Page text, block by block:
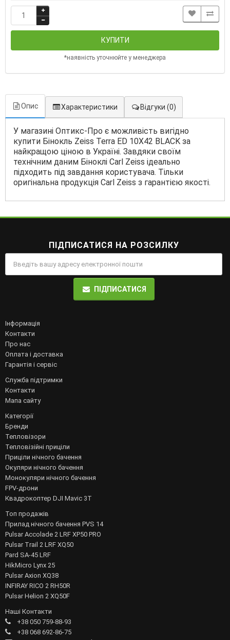
КУПИТИ
*наявність уточнюйте у менеджера
Опис Характеристики Відгуки (0)
У магазині Оптикс-Про є можливість вигідно
купити Бінокль Zeiss Terra ED 10Х42 BLACK за
найкращою ціною в Україні. Завдяки своїм
технічним даним Біноклі Carl Zeiss ідеально
підходить під завдання користувача. Тільки
оригінальна продукція Carl Zeiss з гарантією якості.
ПІДПИСАТИСЯ НА РОЗСИЛКУ
ПІДПИСАТИСЯ
Інформація
Контакти
Про нас
Оплата і доставка
Гарантія і сервіс
Служба підтримки
Контакти
Мапа сайту
Категорії
Бренди
Тепловізори
Тепловізійні приціли
Приціли нічного бачення
Окуляри нічного бачення
Монокуляри нічного бачення
FPV-дрони
Квадрокоптер DJI Mavic 3T
Топ продажів
Прилад нічного бачення PVS 14
Pulsar Accolade 2 LRF XP50 PRO
Pulsar Trail 2 LRF XQ50
Pard SA-45 LRF
HikMicro Lynx 25
Pulsar Axion XQ38
INFIRAY RICO 2 RH50R
Pulsar Helion 2 XQ50F
Наші Контакти
+38 050 759-88-93
+38 068 692-86-75